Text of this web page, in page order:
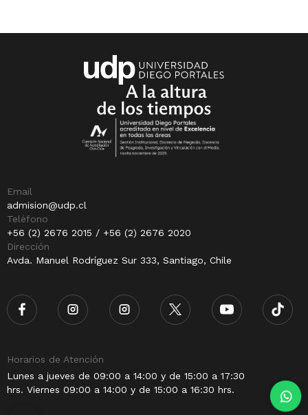
Email
admision@udp.cl
Teléfono
+56 (2) 2676 2015 / +56 (2) 2676 2020
Dirección
Avda. Manuel Rodríguez Sur 333, Santiago, Chile
Horarios de Atención
Lunes a jueves de 09:00 a 14:00 y de 15:00 a 17:30
hrs. Viernes 09:00 a 14:00 y de 15:00 a 16:30 hrs.